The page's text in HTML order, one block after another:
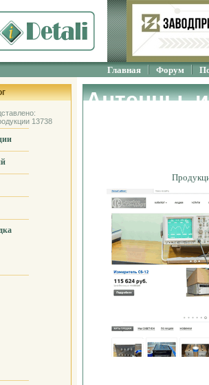
Главная Форум
13738
Антенны,